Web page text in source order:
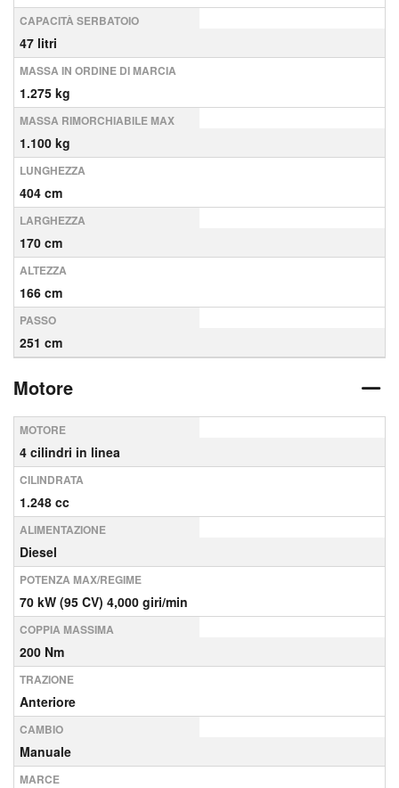
CAPACITÀ SERBATOIO
47 litri
MASSA IN ORDINE DI MARCIA
1.275 kg
MASSA RIMORCHIABILE MAX
1.100 kg
LUNGHEZZA
404 cm
LARGHEZZA
170 cm
ALTEZZA
166 cm
PASSO
251 cm
Motore
MOTORE
4 cilindri in linea
CILINDRATA
1.248 cc
ALIMENTAZIONE
Diesel
POTENZA MAX/REGIME
70 kW (95 CV) 4,000 giri/min
COPPIA MASSIMA
200 Nm
TRAZIONE
Anteriore
CAMBIO
Manuale
MARCE